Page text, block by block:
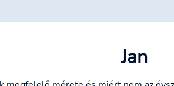
Jan